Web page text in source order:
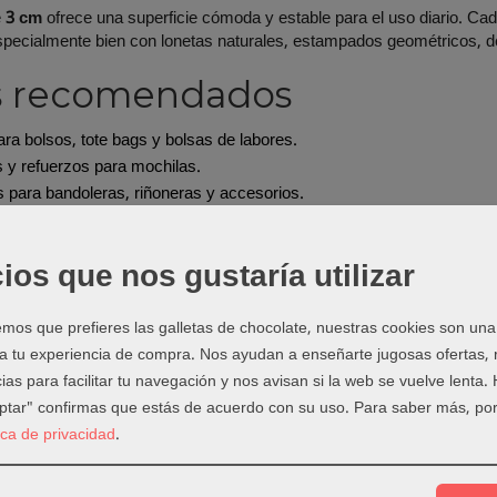
3 cmofrece una superficie cómoda y estable para el uso diario.
bien con lonetas naturales, estampados geométricos,
recomendados
bolsos, tote bags y bolsas de labores.
y refuerzos para mochilas.
para bandoleras, riñoneras y accesorios.
elegir las fornituras
que el ancho interior de hebillas, reguladores, anillas y
puedes combinarla con productos deAnillas, hebillas y
de Laura
prueba el largo real sobre el cuerpo y añade margen para
que nos gustaría utilizar
que prefieres las galletas de chocolate, nuestras cookies son
tu experiencia de compra. Nos ayudan a enseñarte jugosas ofertas,
para facilitar tu navegación y nos avisan si la web se vuelve lenta.
confirmas que estás de acuerdo con su uso. Para saber más,
de privacidad.